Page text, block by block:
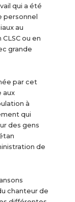
qui a été
personnel
au
ou en
grande
par cet
aux
à
qui
des gens
de
chanteur de